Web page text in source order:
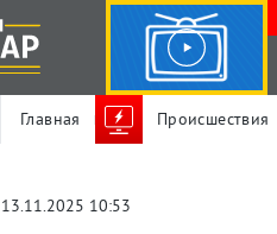
Главная Происшествия
13.11.2025 10:53